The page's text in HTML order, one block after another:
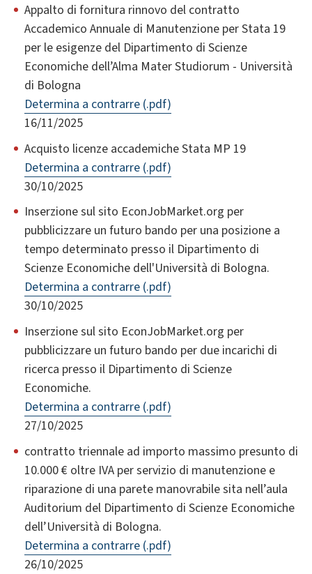
Appalto di fornitura rinnovo del contratto
Accademico Annuale di Manutenzione per Stata 19
per le esigenze del Dipartimento di Scienze
Economiche dell’Alma Mater Studiorum - Università
di Bologna
Determina a contrarre (.pdf)
16/11/2025
Acquisto licenze accademiche Stata MP 19
Determina a contrarre (.pdf)
30/10/2025
Inserzione sul sito EconJobMarket.org per
pubblicizzare un futuro bando per una posizione a
tempo determinato presso il Dipartimento di
Scienze Economiche dell'Università di Bologna.
Determina a contrarre (.pdf)
30/10/2025
Inserzione sul sito EconJobMarket.org per
pubblicizzare un futuro bando per due incarichi di
ricerca presso il Dipartimento di Scienze
Economiche.
Determina a contrarre (.pdf)
27/10/2025
contratto triennale ad importo massimo presunto di
10.000 € oltre IVA per servizio di manutenzione e
riparazione di una parete manovrabile sita nell’aula
Auditorium del Dipartimento di Scienze Economiche
dell’Università di Bologna.
Determina a contrarre (.pdf)
26/10/2025